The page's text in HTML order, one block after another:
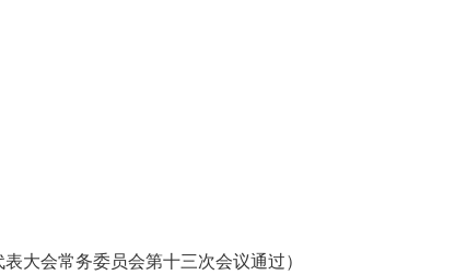
大会常务委员会第十三次会议通过）